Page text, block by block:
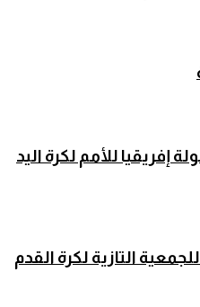
إفريقيا للأمم لكرة اليد
التازية لكرة القدم